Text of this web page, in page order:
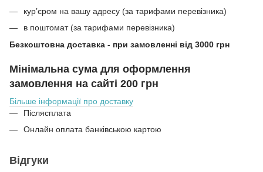
кур’єром на вашу адресу (за тарифами перевізника)
в поштомат (за тарифами перевізника)
Безкоштовна доставка - при замовленні від 3000 грн
Мінімальна сума для оформлення
замовлення на сайті 200 грн
Більше інформації про доставку
Післясплата
Онлайн оплата банківською картою
Відгуки